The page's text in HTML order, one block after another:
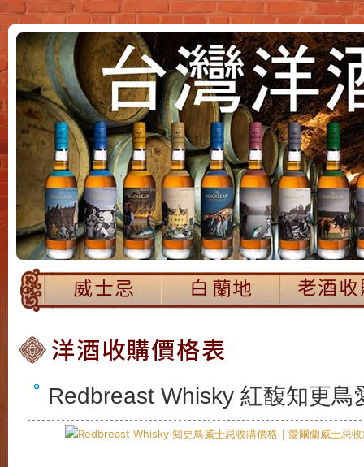
Redbreast Whisky 紅馥知更鳥